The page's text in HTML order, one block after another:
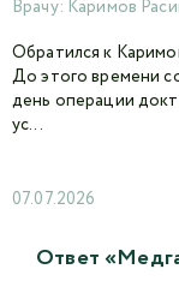
Врачу: Каримов
Обратился к
До этого времени
день операции
ус...
07.07.2026
Ответ